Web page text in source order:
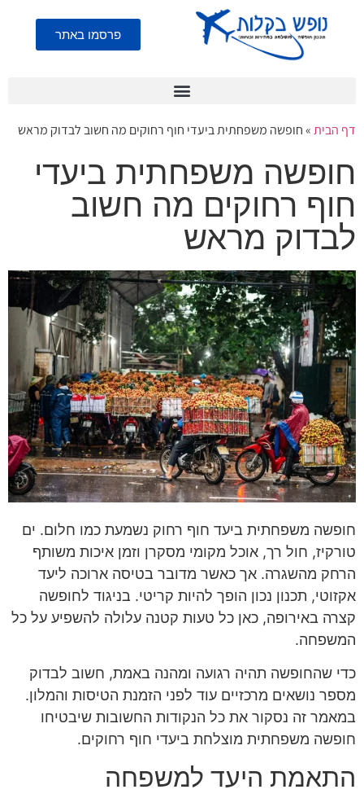
פרסמו באתר
דף הבית»חופשה משפחתית ביעדי חוף רחוקים מה חשוב לבדוק מראש
חופשה משפחתית ביעדי
חוף רחוקים מה חשוב
לבדוק מראש
חופשה משפחתית ביעד חוף רחוק נשמעת כמו חלום. ים
טורקיז, חול רך, אוכל מקומי מסקרן וזמן איכות משותף
הרחק מהשגרה. אך כאשר מדובר בטיסה ארוכה ליעד
אקזוטי, תכנון נכון הופך להיות קריטי. בניגוד לחופשה
קצרה באירופה, כאן כל טעות קטנה עלולה להשפיע על כל
המשפחה.
כדי שהחופשה תהיה רגועה ומהנה באמת, חשוב לבדוק
מספר נושאים מרכזיים עוד לפני הזמנת הטיסות והמלון.
במאמר זה נסקור את כל הנקודות החשובות שיבטיחו
חופשה משפחתית מוצלחת ביעדי חוף רחוקים.
התאמת היעד למשפחה